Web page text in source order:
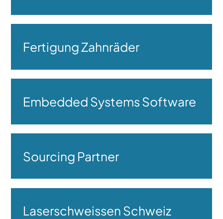
Fertigung Zahnräder
Embedded Systems Software
Sourcing Partner
Laserschweissen Schweiz